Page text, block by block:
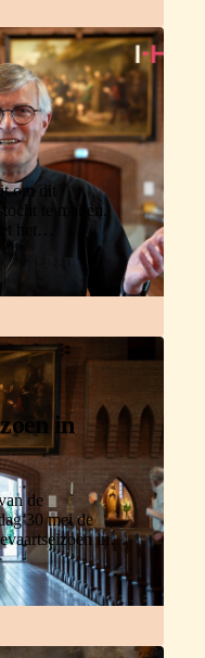
om dit
te maken.
het
in
de
30 mei de
in